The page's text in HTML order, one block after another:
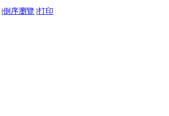
|倒序瀏覽 |打印